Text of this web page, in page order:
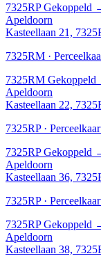
7325RP Gekoppeld
Apeldoorn
Kasteellaan 21,
7325RM ·
7325RM Gekoppeld
Apeldoorn
Kasteellaan 22,
7325RP ·
7325RP Gekoppeld
Apeldoorn
Kasteellaan 36,
7325RP ·
7325RP Gekoppeld
Apeldoorn
Kasteellaan 38,